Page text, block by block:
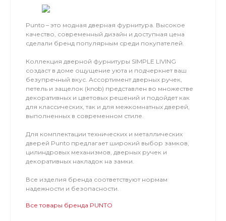
Punto – это модная дверная фурнитура. Высокое
качество, современный дизайн и доступная цена
сделали бренд популярным среди покупателей.
Коллекция дверной фурнитуры SIMPLE LIVING
создаст в доме ощущение уюта и подчеркнет ваш
безупречный вкус. Ассортимент дверных ручек,
петель и защелок (knob) представлен во множестве
декоративных и цветовых решений и подойдет как
для классических, так и для межкомнатных дверей,
выполненных в современном стиле.
Для комплектации технических и металлических
дверей Punto предлагает широкий выбор замков,
цилиндровых механизмов, дверных ручек и
декоративных накладок на замки.
Все изделия бренда соответствуют нормам
надежности и безопасности.
Все товары бренда PUNTO